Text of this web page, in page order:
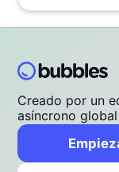
Creado por un
asíncrono global